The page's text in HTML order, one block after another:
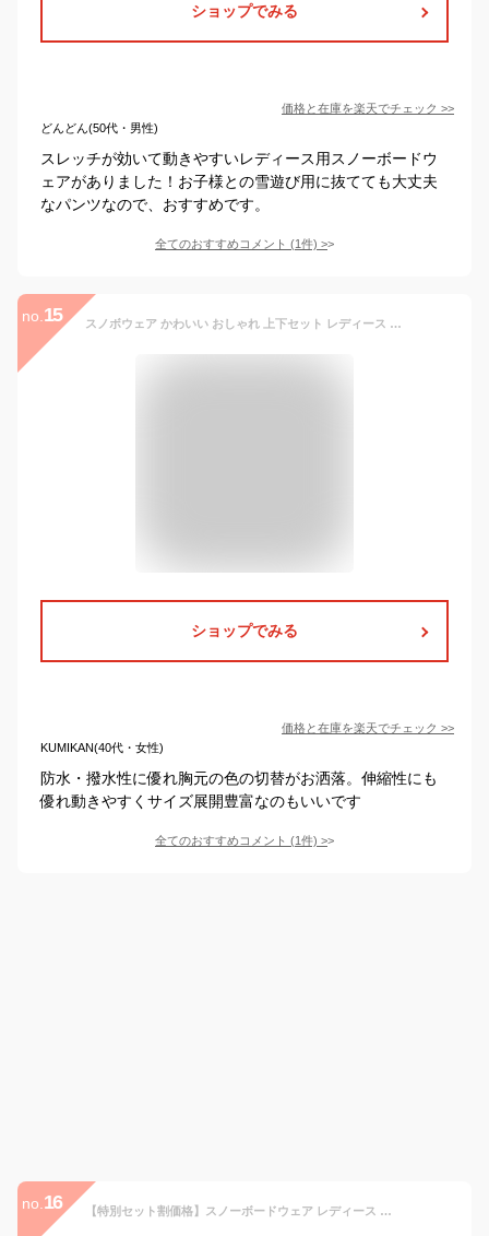
ショップでみる
価格と在庫を楽天でチェック >>
どんどん(50代・男性)
スレッチが効いて動きやすいレディース用スノーボードウ
ェアがありました！お子様との雪遊び用に抜てても大丈夫
なパンツなので、おすすめです。
全てのおすすめコメント (1件) >
no. 15 スノボウェア かわいい おしゃれ 上下セット レディース メンズ ユニセックス スキー ジャケット パンツ 撥水 防水 防風 セットアップ リアリズム スノーボードウェア レディース 上下 スキーウェア
ショップでみる
価格と在庫を楽天でチェック >>
KUMIKAN(40代・女性)
防水・撥水性に優れ胸元の色の切替がお洒落。伸縮性にも
優れ動きやすくサイズ展開豊富なのもいいです
全てのおすすめコメント (1件) >
no. 16 【特別セット割価格】スノーボードウェア レディース 上下 スキーウェア 上下セット 43DEGREES バイカラー ジャケット ストレッチ ビブパンツ セット スノボウェア スノーボード ウェア スノボ スノボーウエア スノーウェア 2020-2021 旧モデル 型落ち セール